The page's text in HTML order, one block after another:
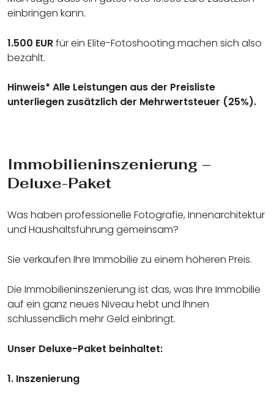
einbringen kann.
1.500 EURfür ein Elite-Fotoshooting machen sich also
bezahlt.
Hinweis* Alle Leistungen aus der Preisliste
unterliegen zusätzlich der Mehrwertsteuer (25%).
Immobilieninszenierung –
Deluxe-Paket
Was haben professionelle Fotografie, Innenarchitektur
und Haushaltsführung gemeinsam?
Sie verkaufen Ihre Immobilie zu einem höheren Preis.
Die Immobilieninszenierung ist das, was Ihre Immobilie
auf ein ganz neues Niveau hebt und Ihnen
schlussendlich mehr Geld einbringt.
Unser Deluxe-Paket beinhaltet:
1. Inszenierung